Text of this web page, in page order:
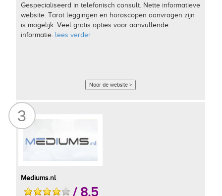
Gespecialiseerd in telefonisch consult. Nette informatieve
website. Tarot leggingen en horoscopen aanvragen zijn
is mogelijk. Veel gratis opties voor aanvullende
informatie. lees verder
Naar de website >
3
Mediums.nl
/ 8.5